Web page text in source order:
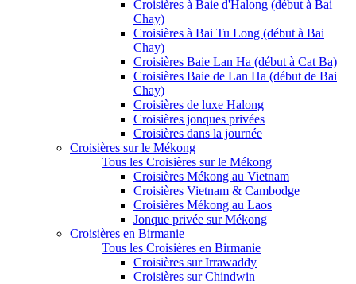
Croisières à Baie d'Halong (début à Bai
Chay)
Croisières à Bai Tu Long (début à Bai
Chay)
Croisières Baie Lan Ha (début à Cat Ba)
Croisières Baie de Lan Ha (début de Bai
Chay)
Croisières de luxe Halong
Croisières jonques privées
Croisières dans la journée
Croisières sur le Mékong
Tous les Croisières sur le Mékong
Croisières Mékong au Vietnam
Croisières Vietnam & Cambodge
Croisières Mékong au Laos
Jonque privée sur Mékong
Croisières en Birmanie
Tous les Croisières en Birmanie
Croisières sur Irrawaddy
Croisières sur Chindwin